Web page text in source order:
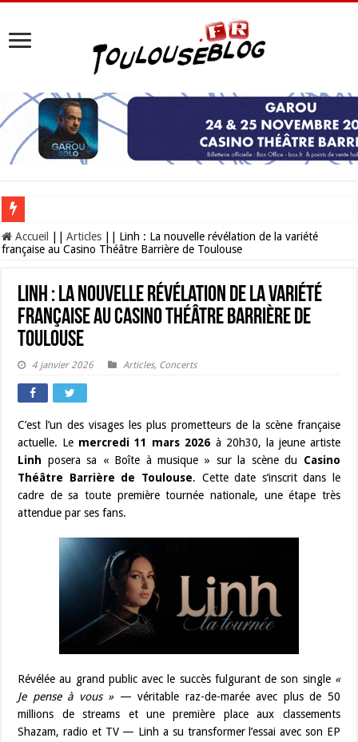
Les Nocturnes de la Cité de l’espace 2026 : l’événement incontournable de
Accueil Articles
Linh : La nouvelle révélation de la variété
française au Casino Théâtre Barrière de Toulouse
Linh : La nouvelle révélation de la variété
française au Casino Théâtre Barrière de
Toulouse
4 janvier 2026 Articles, Concerts
C’est l’un des visages les plus prometteurs de la scène française
actuelle. Le mercredi 11 mars 2026 à 20h30, la jeune artiste
Linh posera sa « Boîte à musique » sur la scène du Casino
Théâtre Barrière de Toulouse. Cette date s’inscrit dans le
cadre de sa toute première tournée nationale, une étape très
attendue par ses fans.
Révélée au grand public avec le succès fulgurant de son single «
Je pense à vous »— véritable raz-de-marée avec plus de 50
millions de streams et une première place aux classements
Shazam, radio et TV — Linh a su transformer l’essai avec son EP